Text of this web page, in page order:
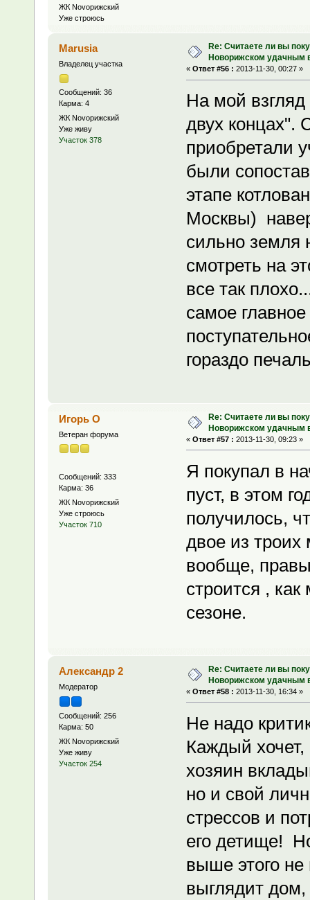
ЖК Novoрижский
Уже строюсь
Marusia
Владелец участка
Сообщений: 36
Карма: 4
ЖК Novoрижский
Уже живу
Участок 378
Re: Считаете ли вы
Новорижском удачным
« Ответ #56 : 2013-11-30, 00:27 »
На мой
двух концах".
приобретали
были
этапе
Москвы)
сильно земля
смотреть на
все так
самое
гораздо
Игорь О
Ветеран форума
Сообщений: 333
Карма: 36
ЖК Novoрижский
Уже строюсь
Участок 710
Re: Считаете ли вы
Новорижском удачным
« Ответ #57 : 2013-11-30, 09:23 »
Я покупал в
пуст, в этом
получилось,
двое из троих
вообще,
строится ,
сезоне.
Александр 2
Модератор
Сообщений: 256
Карма: 50
ЖК Novoрижский
Уже живу
Участок 254
Re: Считаете ли вы
Новорижском удачным
« Ответ #58 : 2013-11-30, 16:34 »
Не надо
Каждый
хозяин
но и свой
стрессов и
его детище!
выше этого
выглядит